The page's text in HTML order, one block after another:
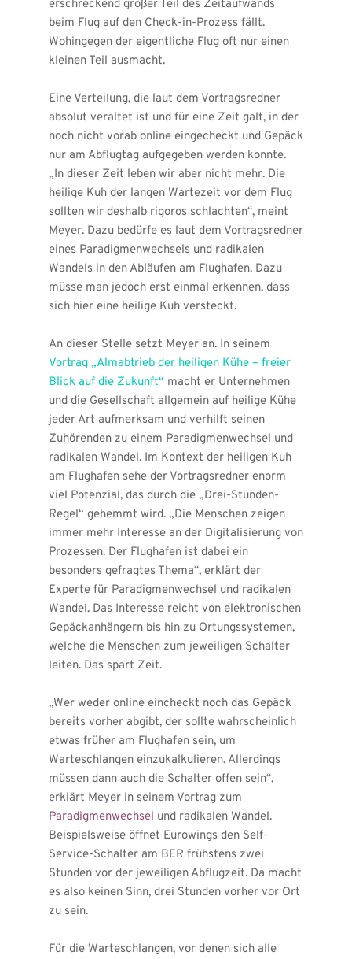
erschreckend großer Teil des Zeitaufwands
beim Flug auf den Check-in-Prozess fällt.
Wohingegen der eigentliche Flug oft nur einen
kleinen Teil ausmacht.
Eine Verteilung, die laut dem Vortragsredner
absolut veraltet ist und für eine Zeit galt, in der
noch nicht vorab online eingecheckt und Gepäck
nur am Abflugtag aufgegeben werden konnte.
„In dieser Zeit leben wir aber nicht mehr. Die
heilige Kuh der langen Wartezeit vor dem Flug
sollten wir deshalb rigoros schlachten“, meint
Meyer. Dazu bedürfe es laut dem Vortragsredner
eines Paradigmenwechsels und radikalen
Wandels in den Abläufen am Flughafen. Dazu
müsse man jedoch erst einmal erkennen, dass
sich hier eine heilige Kuh versteckt.
Vortrag „Almabtrieb der heiligen Kühe – freier
Blick auf die Zukunft“ macht er Unternehmen
und die Gesellschaft allgemein auf heilige Kühe
jeder Art aufmerksam und verhilft seinen
Zuhörenden zu einem Paradigmenwechsel und
radikalen Wandel. Im Kontext der heiligen Kuh
am Flughafen sehe der Vortragsredner enorm
viel Potenzial, das durch die „Drei-Stunden-
Regel“ gehemmt wird. „Die Menschen zeigen
immer mehr Interesse an der Digitalisierung von
Prozessen. Der Flughafen ist dabei ein
besonders gefragtes Thema“, erklärt der
Experte für Paradigmenwechsel und radikalen
Wandel. Das Interesse reicht von elektronischen
Gepäckanhängern bis hin zu Ortungssystemen,
welche die Menschen zum jeweiligen Schalter
leiten. Das spart Zeit.
„Wer weder online eincheckt noch das Gepäck
bereits vorher abgibt, der sollte wahrscheinlich
etwas früher am Flughafen sein, um
Warteschlangen einzukalkulieren. Allerdings
müssen dann auch die Schalter offen sein“,
erklärt Meyer in seinem Vortrag zum
Paradigmenwechsel und radikalen Wandel.
Beispielsweise öffnet Eurowings den Self-
Service-Schalter am BER frühstens zwei
Stunden vor der jeweiligen Abflugzeit. Da macht
es also keinen Sinn, drei Stunden vorher vor Ort
zu sein.
Für die Warteschlangen, vor denen sich alle